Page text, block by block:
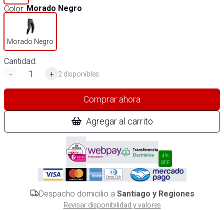
Color: Morado Negro
Morado Negro
Cantidad:
-
+ 2 disponibles
Comprar ahora
Agregar al carrito
4%
OFF
Despacho domicilio a Santiago y Regiones
Revisar disponibilidad y valores